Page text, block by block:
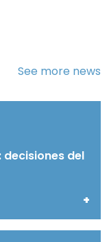
See more news
del
+